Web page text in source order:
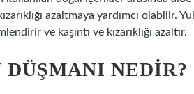
azaltmaya yardımcı olabilir.
ve kaşıntı ve kızarıklığı azaltır.
NEDIR?